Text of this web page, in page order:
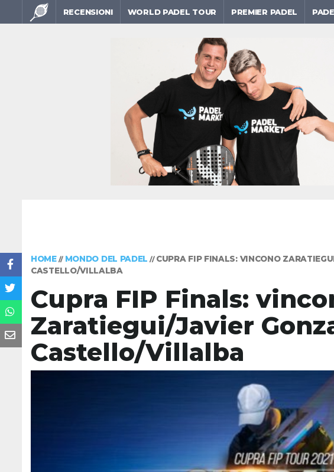
RECENSIONI WORLD PADEL TOUR PREMIER PADEL
HOME// MONDO DEL PADEL // CUPRA FIP FINALS: VINCONO
CASTELLO/VILLALBA
Cupra FIP Finals:
Zaratiegui/Javier
Castello/Villalba